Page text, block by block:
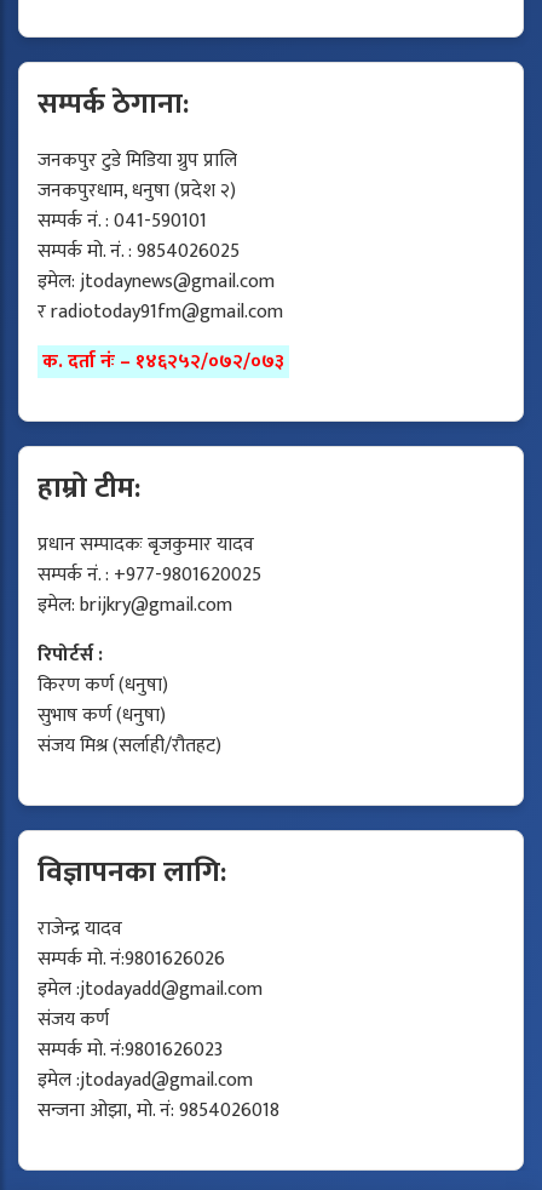
सम्पर्क ठेगाना:
जनकपुर टुडे मिडिया ग्रुप प्रालि
जनकपुरधाम, धनुषा (प्रदेश २)
सम्पर्क नं. : 041-590101
सम्पर्क मो. नं. : 9854026025
इमेल:jtodaynews@gmail.com
रradiotoday91fm@gmail.com
क. दर्ता नंः – १४६२५२/०७२/०७३
हाम्रो टीम:
प्रधान सम्पादकः बृजकुमार यादव
सम्पर्क नं. : +977-9801620025
इमेल:brijkry@gmail.com
रिपोर्टर्स :
किरण कर्ण (धनुषा)
सुभाष कर्ण (धनुषा)
संजय मिश्र (सर्लाही/रौतहट)
विज्ञापनका लागि:
राजेन्द्र यादव
सम्पर्क मो. नं:9801626026
इमेल :jtodayadd@gmail.com
संजय कर्ण
सम्पर्क मो. नं:9801626023
इमेल :jtodayad@gmail.com
सन्जना ओझा, मो. नं: 9854026018